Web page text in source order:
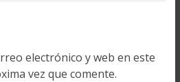
electrónico y web en este
vez que comente.